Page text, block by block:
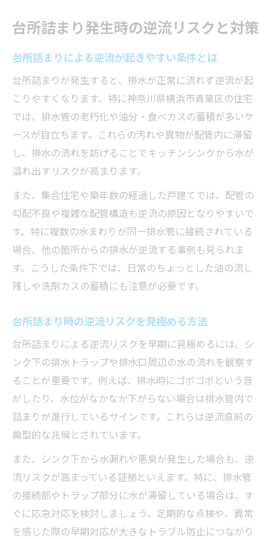
逆流が起きる台所詰まりの主な原因とは
台所詰まりで逆流が発生する典型的な原因
油汚れや異物が逆流リスクを高める理由
排水管の老朽化が台所詰まりを招く仕組み
頻発する逆流の背後にある見落としがちな
要因
逆流を誘発する配管の構造的な問題点
キッチンの排水トラブルに備える心得
台所詰まりに備えた日常点検の重要性
逆流を未然に防ぐ意識改革のポイント
トラブル発生時に慌てないための知識
排水トラブル時に家族で共有すべき心得
台所詰まりの早期発見につながる習慣
台所詰まり予防に役立つ毎日の簡単ケア
排水口掃除で逆流を防ぐ基本の方法
油やゴミをためないための使用習慣
台所詰まりを防ぐ家庭でできる工夫
排水管の汚れ蓄積を防止する小技
急な逆流に備えた応急処置のポイント
台所詰まりで逆流が起きた時の初期対応
家庭でできる逆流時の応急処置手順
応急処置の際に気をつけたい安全対策
逆流発生時に使える便利な道具と使い方
台所詰まりの応急処置で避けたい失敗例
台所詰まり発生時の逆流リスクと対策
台所詰まりによる逆流が起きやすい条件とは
台所詰まりが発生すると、排水が正常に流れず逆流が起
こりやすくなります。特に神奈川県横浜市青葉区の住宅
では、排水管の老朽化や油分・食べカスの蓄積が多いケ
ースが目立ちます。これらの汚れや異物が配管内に滞留
し、排水の流れを妨げることでキッチンシンクから水が
溢れ出すリスクが高まります。
また、集合住宅や築年数の経過した戸建てでは、配管の
勾配不良や複雑な配管構造も逆流の原因となりやすいで
す。特に複数の水まわりが同一排水管に接続されている
場合、他の箇所からの排水が逆流する事例も見られま
す。こうした条件下では、日常のちょっとした油の流し
残しや洗剤カスの蓄積にも注意が必要です。
台所詰まり時の逆流リスクを見極める方法
台所詰まりによる逆流リスクを早期に見極めるには、シ
ンク下の排水トラップや排水口周辺の水の流れを観察す
ることが重要です。例えば、排水時にゴボゴボという音
がしたり、水位がなかなか下がらない場合は排水管内で
詰まりが進行しているサインです。これらは逆流直前の
典型的な兆候とされています。
また、シンク下から水漏れや悪臭が発生した場合も、逆
流リスクが高まっている証拠といえます。特に、排水管
の接続部やトラップ部分に水が滞留している場合は、す
ぐに応急対応を検討しましょう。定期的な点検や、異常
を感じた際の早期対応が大きなトラブル防止につながり